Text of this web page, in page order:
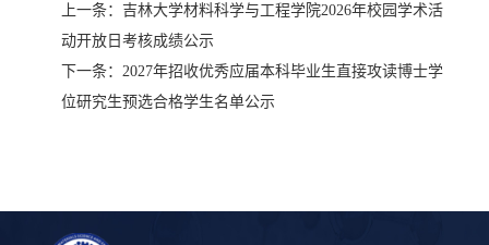
上一条： 吉林大学材料科学与工程学院2026年校园学术活
动开放日考核成绩公示
下一条： 2027年招收优秀应届本科毕业生直接攻读博士学
位研究生预选合格学生名单公示